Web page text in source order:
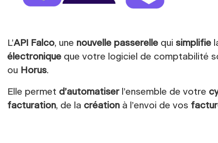
L’API Falco, une nouvelle passerelle qui simplifie
électronique que votre logiciel de comptabilité
ou Horus.
Elle permet d’automatiser l’ensemble de votre
facturation, de la création à l’envoi de vos